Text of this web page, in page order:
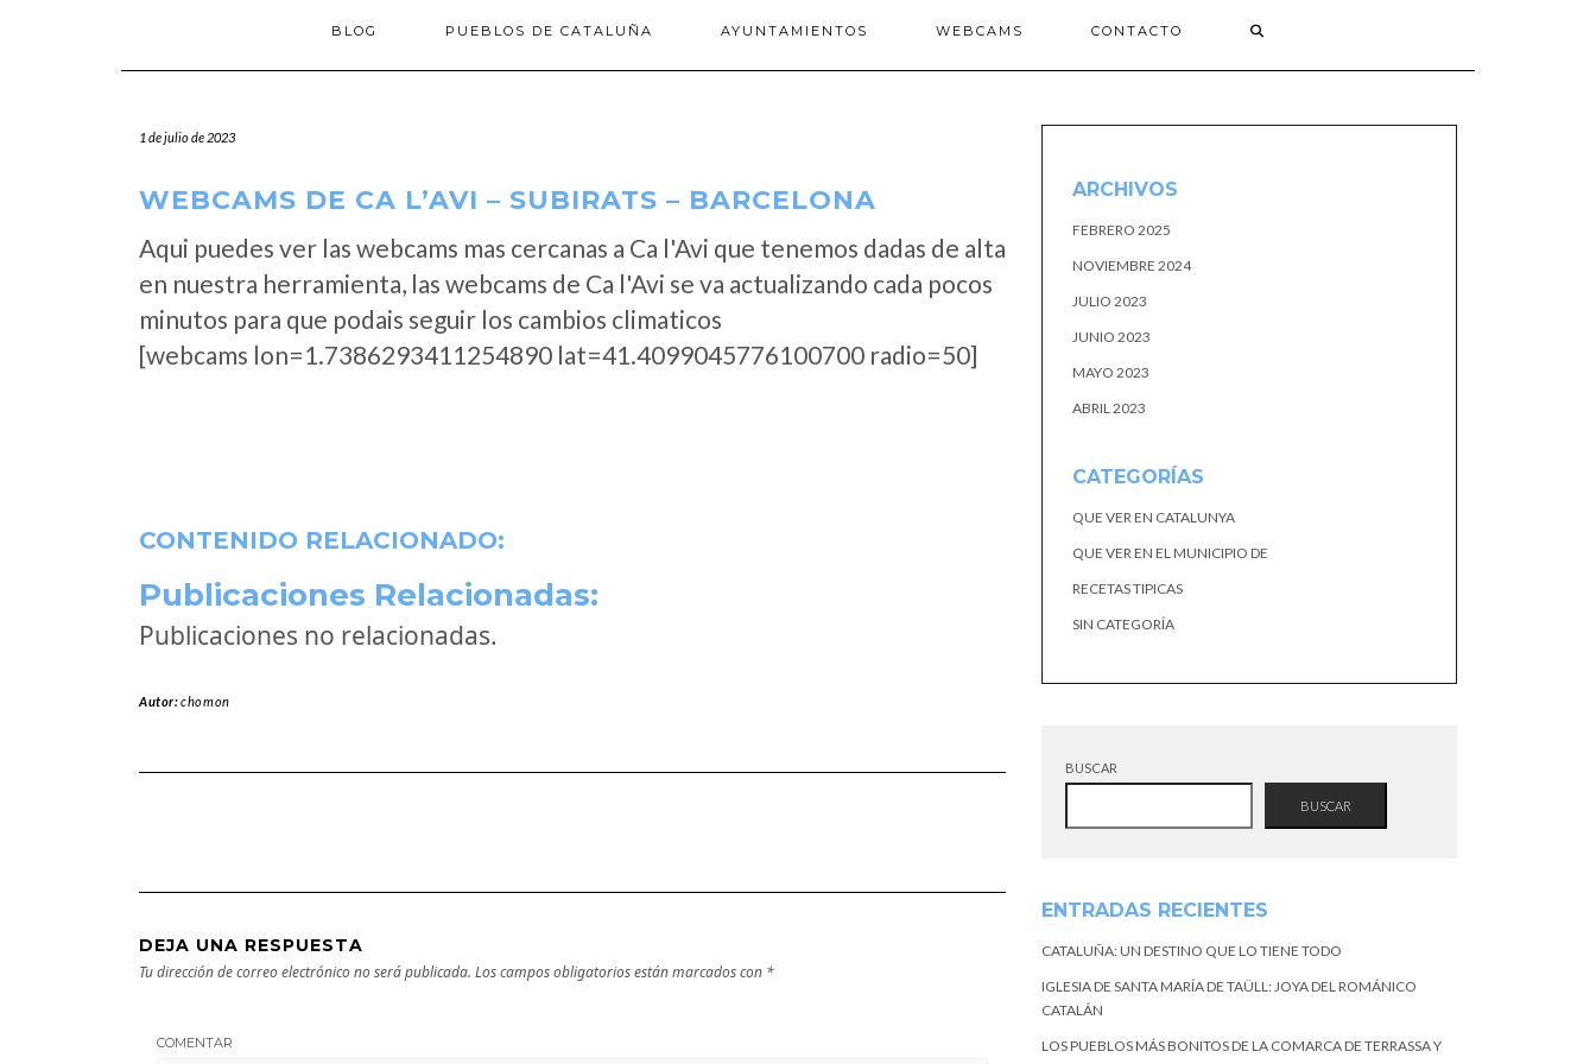
BLOG PUEBLOS DE CATALUÑA AYUNTAMIENTOS WEBCAMS CONTACTO
1 de julio de 2023
WEBCAMS DE CA L’AVI – SUBIRATS – BARCELONA
Aqui puedes ver las webcams mas cercanas a Ca l'Avi que tenemos dadas de alta
en nuestra herramienta, las webcams de Ca l'Avi se va actualizando cada pocos
minutos para que podais seguir los cambios climaticos
[webcams lon=1.7386293411254890 lat=41.4099045776100700 radio=50]
CONTENIDO RELACIONADO:
Publicaciones Relacionadas:
Publicaciones no relacionadas.
Autor:chomon
DEJA UNA RESPUESTA
Tu dirección de correo electrónico no será publicada. Los campos obligatorios están marcados con *
COMENTAR
ARCHIVOS
FEBRERO 2025
NOVIEMBRE 2024
JULIO 2023
JUNIO 2023
MAYO 2023
ABRIL 2023
CATEGORÍAS
QUE VER EN CATALUNYA
QUE VER EN EL MUNICIPIO DE
RECETAS TIPICAS
SIN CATEGORÍA
BUSCAR
BUSCAR
ENTRADAS RECIENTES
CATALUÑA: UN DESTINO QUE LO TIENE TODO
IGLESIA DE SANTA MARÍA DE TAÜLL: JOYA DEL ROMÁNICO
CATALÁN
LOS PUEBLOS MÁS BONITOS DE LA COMARCA DE TERRASSA Y